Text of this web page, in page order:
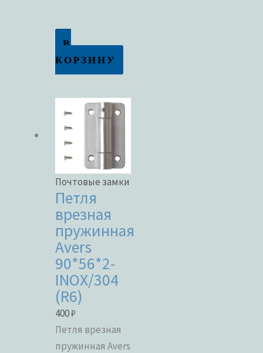
В
КОРЗИНУ
Почтовые замки
Петля
врезная
пружинная
Avers
90*56*2-
INOX/304
(R6)
400₽
Петля врезная
пружинная Avers